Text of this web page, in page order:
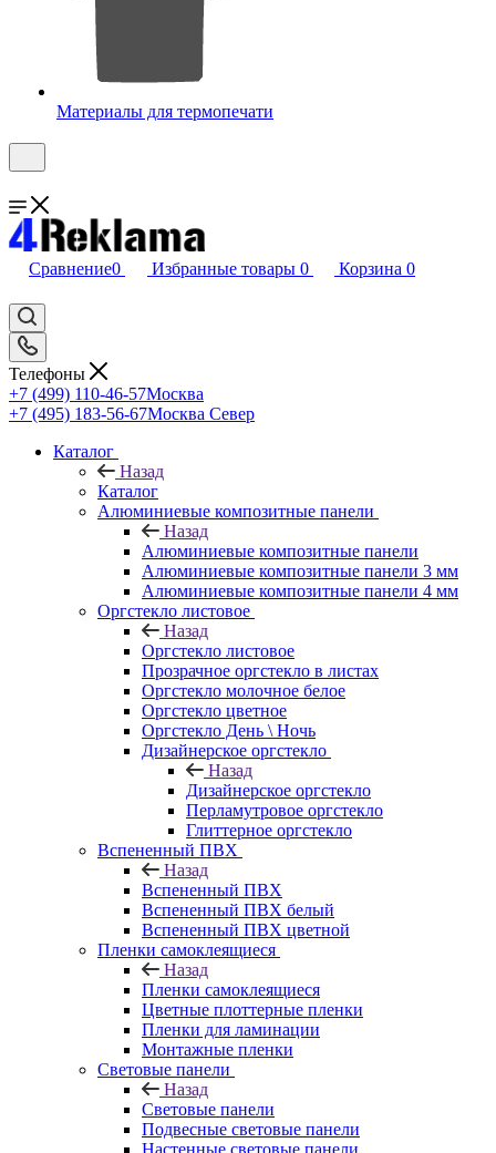
Материалы для термопечати
Сравнение0 Избранные товары 0 Корзина 0
Телефоны
+7 (499) 110-46-57Москва
+7 (495) 183-56-67Москва Север
Каталог
Назад
Каталог
Алюминиевые композитные панели
Назад
Алюминиевые композитные панели
Алюминиевые композитные панели 3 мм
Алюминиевые композитные панели 4 мм
Оргстекло листовое
Назад
Оргстекло листовое
Прозрачное оргстекло в листах
Оргстекло молочное белое
Оргстекло цветное
Оргстекло День \ Ночь
Дизайнерское оргстекло
Назад
Дизайнерское оргстекло
Перламутровое оргстекло
Глиттерное оргстекло
Вспененный ПВХ
Назад
Вспененный ПВХ
Вспененный ПВХ белый
Вспененный ПВХ цветной
Пленки самоклеящиеся
Назад
Пленки самоклеящиеся
Цветные плоттерные пленки
Пленки для ламинации
Монтажные пленки
Световые панели
Назад
Световые панели
Подвесные световые панели
Настенные световые панели